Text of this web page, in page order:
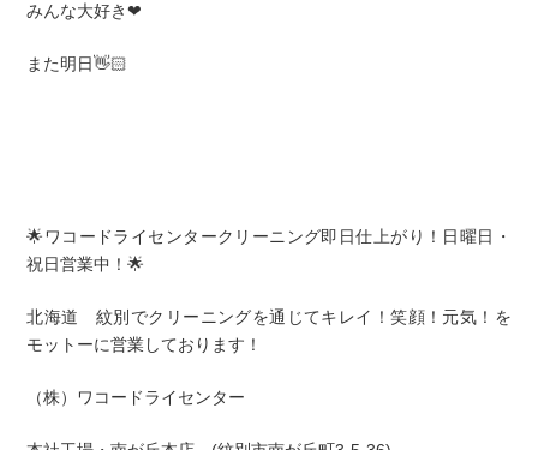
みんな大好き❤
また明日👋🏻
🌟ワコードライセンタークリーニング即日仕上がり！日曜日・
祝日営業中！🌟
北海道 紋別でクリーニングを通じてキレイ！笑顔！元気！を
モットーに営業しております！
（株）ワコードライセンター